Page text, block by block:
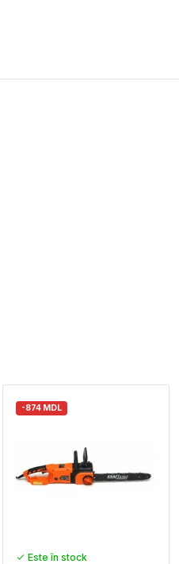
-874 MDL
Este în stock